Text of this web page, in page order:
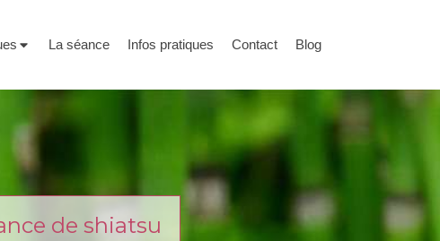
La séance Infos pratiques Contact Blog
de shiatsu